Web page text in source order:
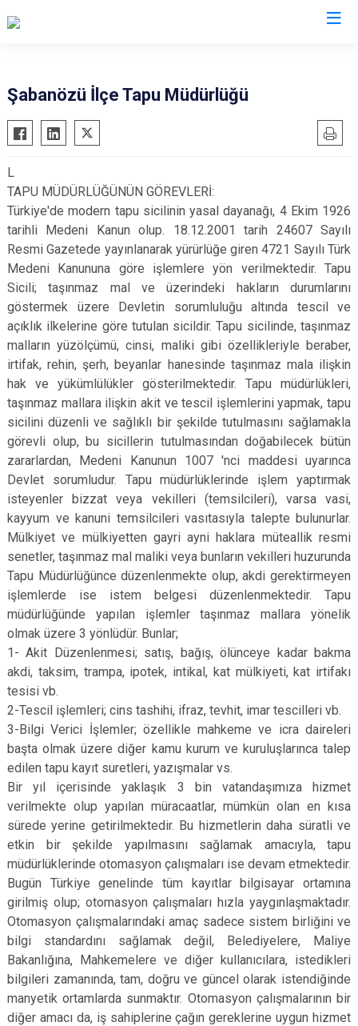
Atkaracalar
Bayramören
Çerkeş
Eldivan
Ilgaz
Kızılırmak
Şabanözü
Yapraklı
Şabanözü İlçe Tapu Müdürlüğü
L
TAPU MÜDÜRLÜĞÜNÜN GÖREVLERİ:
Türkiye'de modern tapu sicilinin yasal dayanağı, 4 Ekim 1926
tarihli Medeni Kanun olup. 18.12.2001 tarih 24607 Sayılı
Resmi Gazetede yayınlanarak yürürlüğe giren 4721 Sayılı Türk
Medeni Kanununa göre işlemlere yön verilmektedir. Tapu
Sicili; taşınmaz mal ve üzerindeki hakların durumlarını
göstermek üzere Devletin sorumluluğu altında tescil ve
açıklık ilkelerine göre tutulan sicildir. Tapu sicilinde, taşınmaz
malların yüzölçümü, cinsi, maliki gibi özellikleriyle beraber,
irtifak, rehin, şerh, beyanlar hanesinde taşınmaz mala ilişkin
hak ve yükümlülükler gösterilmektedir. Tapu müdürlükleri,
taşınmaz mallara ilişkin akit ve tescil işlemlerini yapmak, tapu
sicilini düzenli ve sağlıklı bir şekilde tutulmasını sağlamakla
görevli olup, bu sicillerin tutulmasından doğabilecek bütün
zararlardan, Medeni Kanunun 1007 'nci maddesi uyarınca
Devlet sorumludur. Tapu müdürlüklerinde işlem yaptırmak
isteyenler bizzat veya vekilleri (temsilcileri), varsa vasi,
kayyum ve kanuni temsilcileri vasıtasıyla talepte bulunurlar.
Mülkiyet ve mülkiyetten gayri ayni haklara müteallik resmi
senetler, taşınmaz mal maliki veya bunların vekilleri huzurunda
Tapu Müdürlüğünce düzenlenmekte olup, akdi gerektirmeyen
işlemlerde ise istem belgesi düzenlenmektedir. Tapu
müdürlüğünde yapılan işlemler taşınmaz mallara yönelik
olmak üzere 3 yönlüdür. Bunlar;
1- Akit Düzenlenmesi; satış, bağış, ölünceye kadar bakma
akdi, taksim, trampa, ipotek, intikal, kat mülkiyeti, kat irtifakı
tesisi vb.
2-Tescil işlemleri; cins tashihi, ifraz, tevhit, imar tescilleri vb.
3-Bilgi Verici İşlemler; özellikle mahkeme ve icra daireleri
başta olmak üzere diğer kamu kurum ve kuruluşlarınca talep
edilen tapu kayıt suretleri, yazışmalar vs.
Bir yıl içerisinde yaklaşık 3 bin vatandaşımıza hizmet
verilmekte olup yapılan müracaatlar, mümkün olan en kısa
sürede yerine getirilmektedir. Bu hizmetlerin daha süratli ve
etkin bir şekilde yapılmasını sağlamak amacıyla, tapu
müdürlüklerinde otomasyon çalışmaları ise devam etmektedir.
Bugün Türkiye genelinde tüm kayıtlar bilgisayar ortamına
girilmiş olup; otomasyon çalışmaları hızla yaygınlaşmaktadır.
Otomasyon çalışmalarındaki amaç sadece sistem birliğini ve
bilgi standardını sağlamak değil, Belediyelere, Maliye
Bakanlığına, Mahkemelere ve diğer kullanıcılara, istedikleri
bilgileri zamanında, tam, doğru ve güncel olarak istendiğinde
manyetik ortamlarda sunmaktır. Otomasyon çalışmalarının bir
diğer amacı da, iş sahiplerine çağın gereklerine uygun hizmet